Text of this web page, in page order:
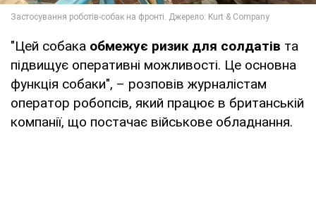
"Цей собака обмежує ризик для солдатів та
підвищує оперативні можливості. Це основна
функція собаки", – розповів журналістам
оператор робопсів, який працює в британській
компанії, що постачає військове обладнання.